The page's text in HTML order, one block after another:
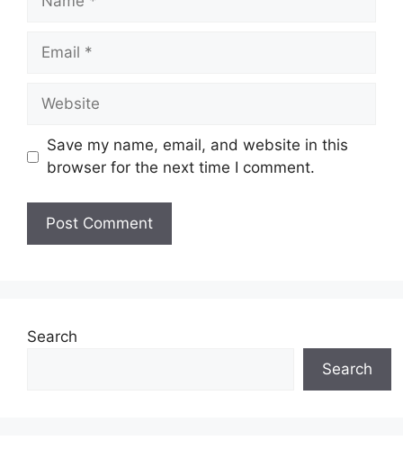
Email
Website
Save my name, email, and website in this
browser for the next time I comment.
Search
Search